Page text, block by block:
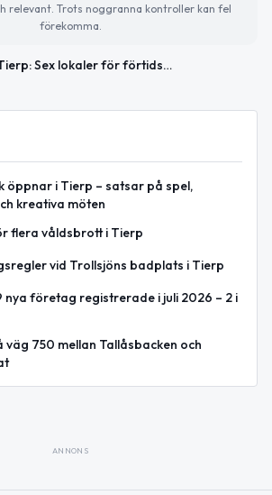
relevant. Trots noggranna kontroller kan fel
förekomma.
Tierp: Sex lokaler för förtidsröstning
öppnar i Tierp – satsar på spel,
kreativa möten
flera våldsbrott i Tierp
vid Trollsjöns badplats i Tierp
nya företag registrerade i juli 2026 – 2 i
750 mellan Tallåsbacken och
ANNONS